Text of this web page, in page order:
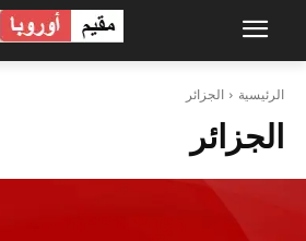
الرئيسية الجزائر
الجزائر